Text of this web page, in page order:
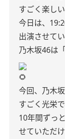
すごく楽し
今日は、
出演させて
乃木坂46は
🌻
今回、乃木
すごく光栄
10年間ずっ
せていただ